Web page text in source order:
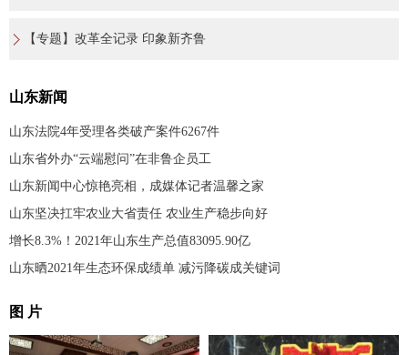
【专题】改革全记录 印象新齐鲁
山东新闻
山东法院4年受理各类破产案件6267件
山东省外办“云端慰问”在非鲁企员工
山东新闻中心惊艳亮相，成媒体记者温馨之家
山东坚决扛牢农业大省责任 农业生产稳步向好
增长8.3%！2021年山东生产总值83095.90亿
山东晒2021年生态环保成绩单 减污降碳成关键词
图 片